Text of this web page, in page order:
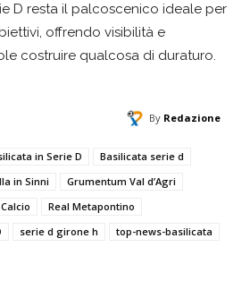
D resta il palcoscenico ideale per
offrendo visibilità e
costruire qualcosa di duraturo.
By Redazione
in Serie D
Basilicata serie d
in Sinni
Grumentum Val d’Agri
Real Metapontino
serie d girone h
top-news-basilicata